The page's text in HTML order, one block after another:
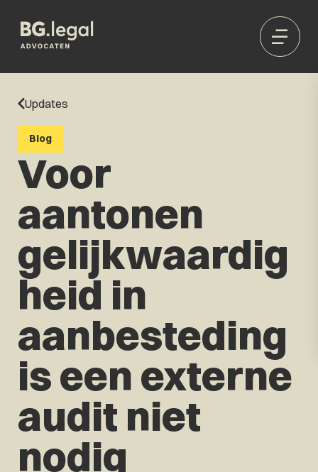
Updates
Blog
Voor
aantonen
gelijkwaardig
heid in
aanbesteding
is een externe
audit niet
nodig